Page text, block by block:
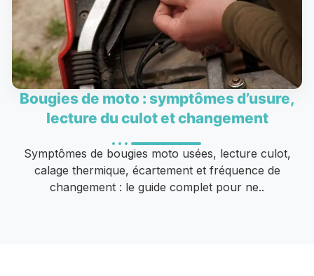
Bougies de moto : symptômes d’usure,
lecture du culot et changement
Symptômes de bougies moto usées, lecture culot,
calage thermique, écartement et fréquence de
changement : le guide complet pour ne..